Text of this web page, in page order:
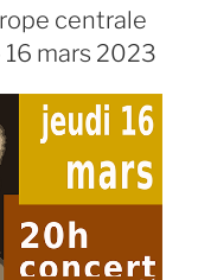
centrale
mars 2023